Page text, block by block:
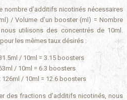
nombre d’additifs nicotinés nécessaires
/ Volume d’un booster (ml) = Nombre
utilisons des concentrés de 10ml.
les mêmes taux désirés :
/ 10ml = 3.15 boosters
/ 10ml = 6.3 boosters
/ 10ml = 12.6 boosters
des fractions d’additifs nicotinés, nous